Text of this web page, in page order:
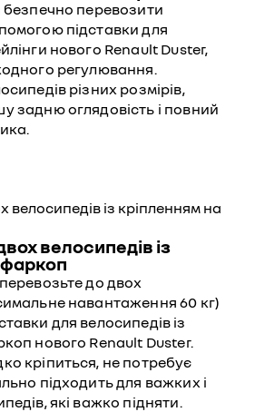
перевозити
підставки для
нового Renault Duster,
регулювання.
різних розмірів,
задню оглядовість і повний
велосипедів із
до двох
навантаження 60 кг)
для велосипедів із
нового Renault Duster.
кріпиться, не потребує
підходить для важких і
які важко підняти.